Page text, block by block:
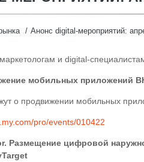
Анонс digital-мероприятий:
и digital-
мобильных приложений
о продвижении мобильных
pro/events/010422
Размещение цифровой